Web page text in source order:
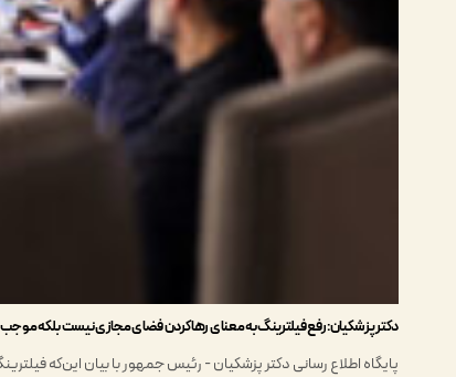
دکتر پزشکیان: رفع فیلترینگ به معنای رها کردن فضای مجازی نیست بلکه
پایگاه اطلاع رسانی دکتر پزشکیان - رئیس جمهور با بیان این‌که